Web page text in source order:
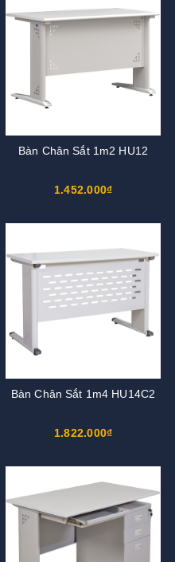
Bàn Chân Sắt 1m2 HU12
1.452.000₫
Bàn Chân Sắt 1m4 HU14C2
1.822.000₫